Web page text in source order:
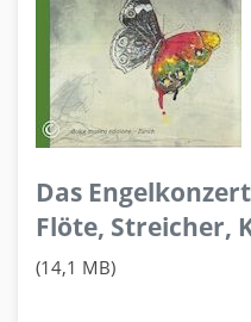
Das
Flöte, Streicher,
(14,1 MB)